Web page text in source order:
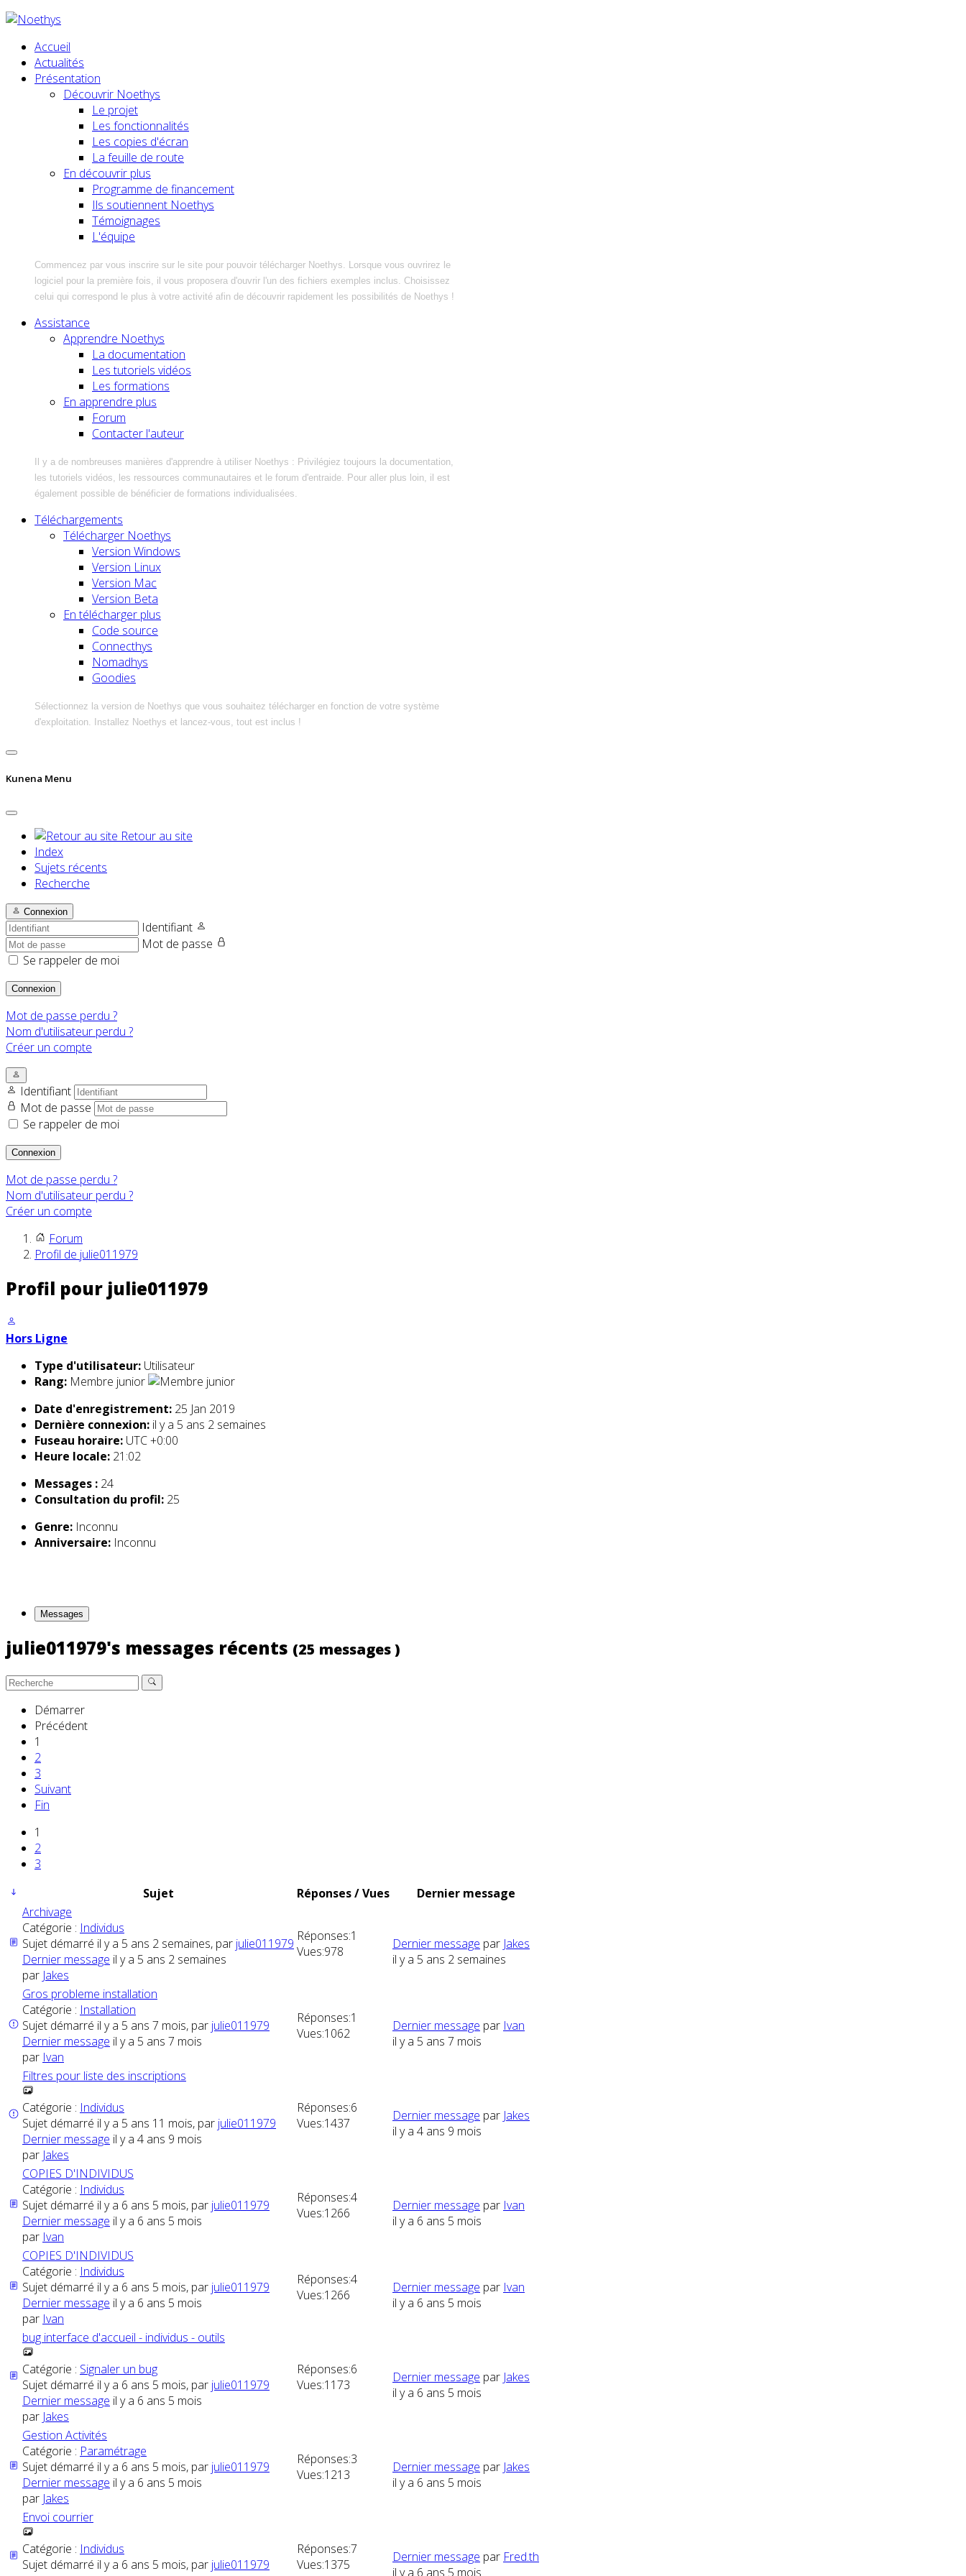
Accueil
Actualités
Présentation
Découvrir Noethys
Le projet
Les fonctionnalités
Les copies d'écran
La feuille de route
En découvrir plus
Programme de financement
Ils soutiennent Noethys
Témoignages
L'équipe
Commencez par vous inscrire sur le site pour pouvoir télécharger Noethys. Lorsque vous ouvrirez le
logiciel pour la première fois, il vous proposera d'ouvrir l'un des fichiers exemples inclus. Choisissez
celui qui correspond le plus à votre activité afin de découvrir rapidement les possibilités de Noethys !
Assistance
Apprendre Noethys
La documentation
Les tutoriels vidéos
Les formations
En apprendre plus
Forum
Contacter l'auteur
Il y a de nombreuses manières d'apprendre à utiliser Noethys : Privilégiez toujours la documentation,
les tutoriels vidéos, les ressources communautaires et le forum d'entraide. Pour aller plus loin, il est
également possible de bénéficier de formations individualisées.
Téléchargements
Télécharger Noethys
Version Windows
Version Linux
Version Mac
Version Beta
En télécharger plus
Code source
Connecthys
Nomadhys
Goodies
Sélectionnez la version de Noethys que vous souhaitez télécharger en fonction de votre système
d'exploitation. Installez Noethys et lancez-vous, tout est inclus !
Kunena Menu
Retour au site
Index
Sujets récents
Recherche
Connexion
Identifiant
Mot de passe
Se rappeler de moi
Connexion
Mot de passe perdu ?
Nom d'utilisateur perdu ?
Créer un compte
Identifiant
Mot de passe
Se rappeler de moi
Connexion
Mot de passe perdu ?
Nom d'utilisateur perdu ?
Créer un compte
Forum
Profil de julie011979
Profil pour julie011979
Hors Ligne
Type d'utilisateur: Utilisateur
Rang: Membre junior
Date d'enregistrement: 25 Jan 2019
Dernière connexion: il y a 5 ans 2 semaines
Fuseau horaire: UTC +0:00
Heure locale: 21:02
Messages : 24
Consultation du profil: 25
Genre: Inconnu
Anniversaire: Inconnu
Messages
julie011979's messages récents (25 messages )
Démarrer
Précédent
1
2
3
Suivant
Fin
1
2
3
Sujet
Réponses / Vues
Dernier message
Archivage
Catégorie : Individus
Sujet démarré il y a 5 ans 2 semaines, par julie011979
Dernier message il y a 5 ans 2 semaines
par Jakes
Réponses:1
Vues:978 Dernier message par Jakes
il y a 5 ans 2 semaines
Gros probleme installation
Catégorie : Installation
Sujet démarré il y a 5 ans 7 mois, par julie011979
Dernier message il y a 5 ans 7 mois
par Ivan
Réponses:1
Vues:1062 Dernier message par Ivan
il y a 5 ans 7 mois
Filtres pour liste des inscriptions
Catégorie : Individus
Sujet démarré il y a 5 ans 11 mois, par julie011979
Dernier message il y a 4 ans 9 mois
par Jakes
Réponses:6
Vues:1437 Dernier message par Jakes
il y a 4 ans 9 mois
COPIES D'INDIVIDUS
Catégorie : Individus
Sujet démarré il y a 6 ans 5 mois, par julie011979
Dernier message il y a 6 ans 5 mois
par Ivan
Réponses:4
Vues:1266 Dernier message par Ivan
il y a 6 ans 5 mois
COPIES D'INDIVIDUS
Catégorie : Individus
Sujet démarré il y a 6 ans 5 mois, par julie011979
Dernier message il y a 6 ans 5 mois
par Ivan
Réponses:4
Vues:1266 Dernier message par Ivan
il y a 6 ans 5 mois
bug interface d'accueil - individus - outils
Catégorie : Signaler un bug
Sujet démarré il y a 6 ans 5 mois, par julie011979
Dernier message il y a 6 ans 5 mois
par Jakes
Réponses:6
Vues:1173 Dernier message par Jakes
il y a 6 ans 5 mois
Gestion Activités
Catégorie : Paramétrage
Sujet démarré il y a 6 ans 5 mois, par julie011979
Dernier message il y a 6 ans 5 mois
par Jakes
Réponses:3
Vues:1213 Dernier message par Jakes
il y a 6 ans 5 mois
Envoi courrier
Catégorie : Individus
Sujet démarré il y a 6 ans 5 mois, par julie011979
Réponses:7
Vues:1375 Dernier message par Fred.th
il y a 6 ans 5 mois